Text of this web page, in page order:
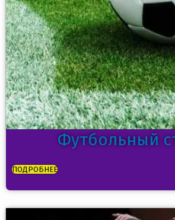
Футбольный
ПОДРОБНЕЕ